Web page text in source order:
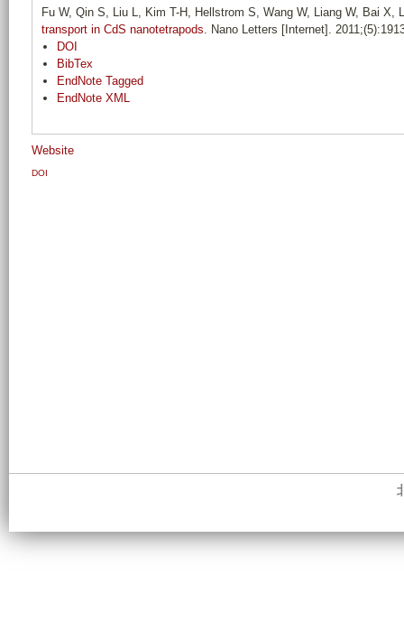
Fu W, Qin S, Liu L, Kim T-H, Hellstrom S, Wang W, Liang W, Bai X,
transport in CdS nanotetrapods. Nano Letters [Internet].
DOI
BibTex
EndNote Tagged
EndNote XML
Website
DOI